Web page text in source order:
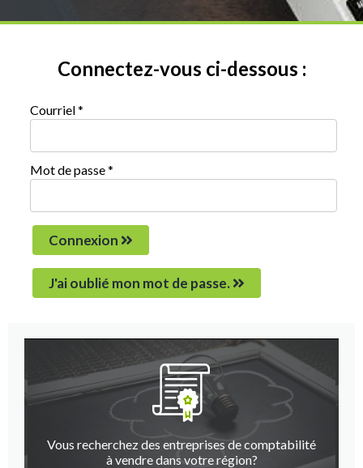
Connectez-vous ci-dessous :
Courriel *
Mot de passe *
Connexion
J'ai oublié mon mot de passe.
Vous recherchez des entreprises de comptabilité
à vendre dans votre région?